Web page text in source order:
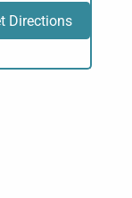
Directions